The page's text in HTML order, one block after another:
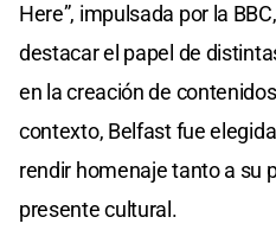
Here”, impulsada por la
destacar el papel de
en la creación de
contexto, Belfast fue
rendir homenaje tanto a su
presente cultural.